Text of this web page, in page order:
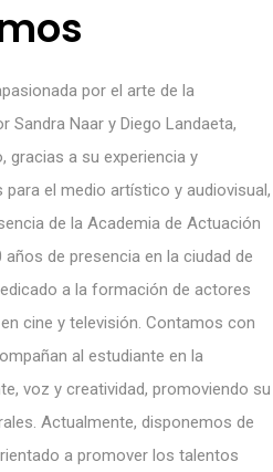
por el arte de la
Sandra Naar y Diego Landaeta,
a su experiencia y
el medio artístico y audiovisual,
de la Academia de Actuación
de presencia en la ciudad de
a la formación de actores
cine y televisión. Contamos con
al estudiante en la
voz y creatividad, promoviendo su
Actualmente, disponemos de
a promover los talentos